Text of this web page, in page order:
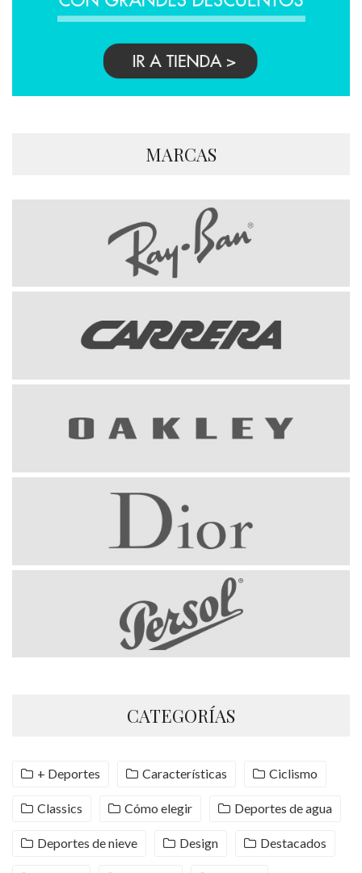
MARCAS
CATEGORÍAS
+ Deportes Características Ciclismo
Classics Cómo elegir Deportes de agua
Deportes de nieve Design Destacados